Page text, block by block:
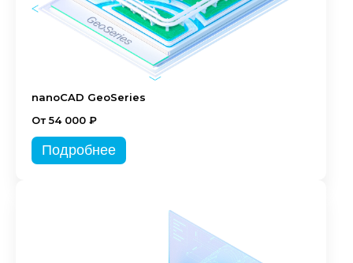
nanoCAD GeoSeries
От 54 000 ₽
Подробнее